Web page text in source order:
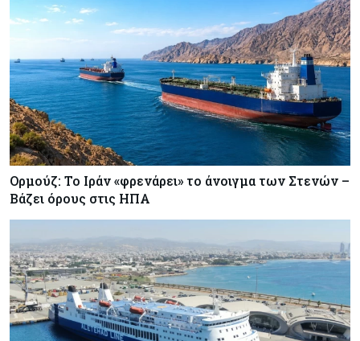
Ορμούζ: Το Ιράν «φρενάρει» το άνοιγμα των Στενών –
Βάζει όρους στις ΗΠΑ